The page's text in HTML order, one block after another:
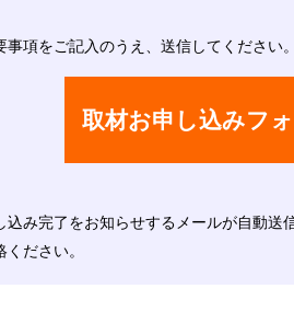
項をご記入のうえ、送信してください。
取材お申し込みフ
み完了をお知らせするメールが自動送
ださい。